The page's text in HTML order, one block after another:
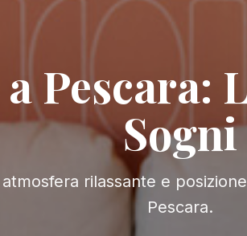
Pescara:
Sogni
rilassante e
Pescara.